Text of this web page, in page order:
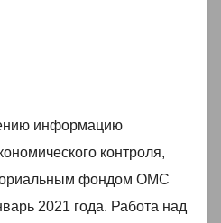
информацию
контроля,
фондом ОМС
2021 года. Работа над